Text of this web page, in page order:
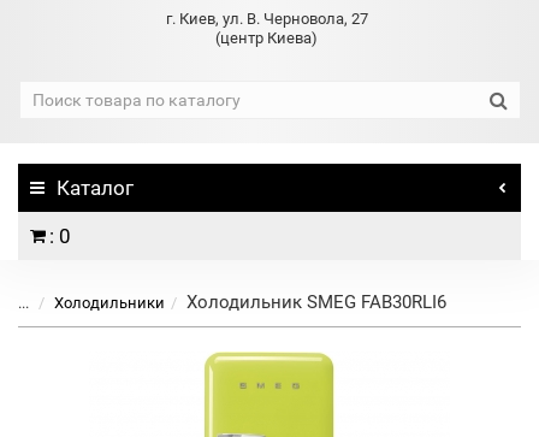
г. Киев, ул. В. Черновола, 27
(центр Киева)
Каталог
: 0
... Холодильники Холодильник SMEG FAB30RLI6